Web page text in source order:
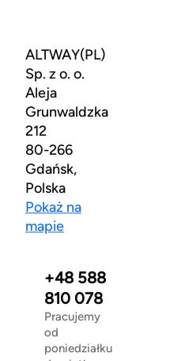
ALTWAY(PL)
Sp. z o. o.
Aleja
Grunwaldzka
212
80-266
Gdańsk,
Polska
Pokaż na
mapie
+48 588
810 078
Pracujemy
od
poniedziałku